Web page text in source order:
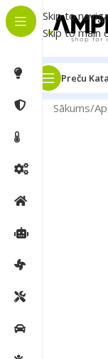
Skip to
Skip to main
Preču
Sākums/